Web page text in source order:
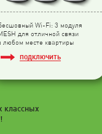
Wi-Fi: 3 модуля
для отличной связи
любом месте квартиры
ПОДКЛЮЧИТЬ
классных